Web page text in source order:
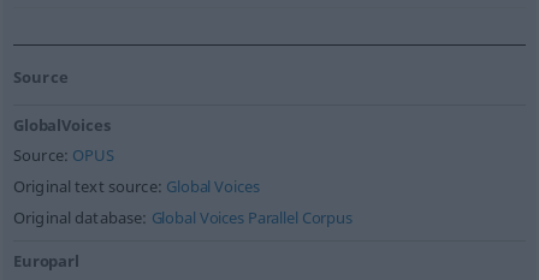
Source
GlobalVoices
Source: OPUS
Original text source: Global Voices
Original database: Global Voices Parallel Corpus
Europarl